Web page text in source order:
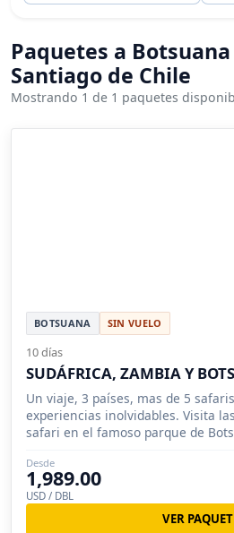
Paquetes a
Santiago de Chile
Mostrando 1 de 1 paquetes
BOTSUANA SIN VUELO
10 días
SUDÁFRICA, ZAMBIA Y
Un viaje, 3 países, mas de 5
experiencias inolvidables. Visita
safari en el famoso parque de
Desde
1,989.00
USD / DBL
VER